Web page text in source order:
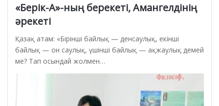
«Берік-А»-ның берекеті, Амангелдінің
әрекеті
Қазақ атам: «Бірінші байлық — денсаулық, екінші
байлық — он саулық, үшінші байлық — ақжаулық демей
ме? Тап осындай жолмен…